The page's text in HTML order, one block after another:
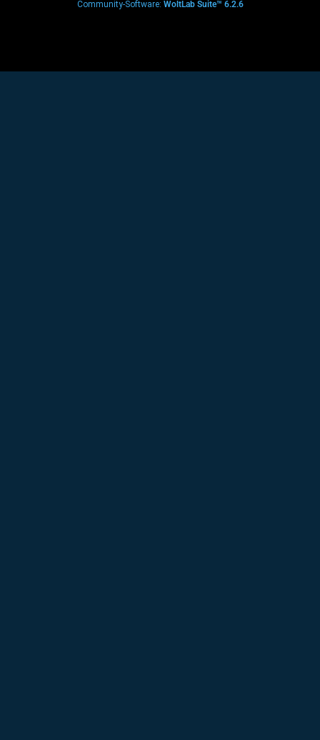
Community-Software: WoltLab Suite™ 6.2.6